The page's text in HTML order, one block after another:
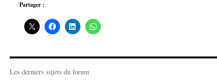
Partager :
Les derniers sujets du forum